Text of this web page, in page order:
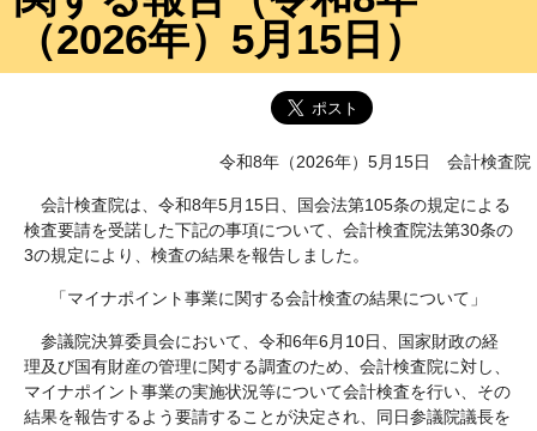
（2026年）5月15日）
令和8年（2026年）5月15日 会計検査院
会計検査院は、令和8年5月15日、国会法第105条の規定による
検査要請を受諾した下記の事項について、会計検査院法第30条の
3の規定により、検査の結果を報告しました。
「マイナポイント事業に関する会計検査の結果について」
参議院決算委員会において、令和6年6月10日、国家財政の経
理及び国有財産の管理に関する調査のため、会計検査院に対し、
マイナポイント事業の実施状況等について会計検査を行い、その
結果を報告するよう要請することが決定され、同日参議院議長を